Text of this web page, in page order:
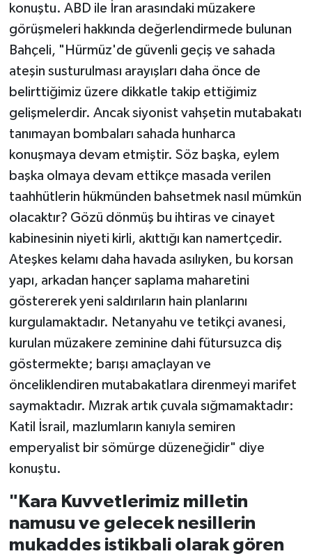
konuştu. ABD ile İran arasındaki müzakere
görüşmeleri hakkında değerlendirmede bulunan
Bahçeli, "Hürmüz'de güvenli geçiş ve sahada
ateşin susturulması arayışları daha önce de
belirttiğimiz üzere dikkatle takip ettiğimiz
gelişmelerdir. Ancak siyonist vahşetin mutabakatı
tanımayan bombaları sahada hunharca
konuşmaya devam etmiştir. Söz başka, eylem
başka olmaya devam ettikçe masada verilen
taahhütlerin hükmünden bahsetmek nasıl mümkün
olacaktır? Gözü dönmüş bu ihtiras ve cinayet
kabinesinin niyeti kirli, akıttığı kan namertçedir.
Ateşkes kelamı daha havada asılıyken, bu korsan
yapı, arkadan hançer saplama maharetini
göstererek yeni saldırıların hain planlarını
kurgulamaktadır. Netanyahu ve tetikçi avanesi,
kurulan müzakere zeminine dahi fütursuzca diş
göstermekte; barışı amaçlayan ve
önceliklendiren mutabakatlara direnmeyi marifet
saymaktadır. Mızrak artık çuvala sığmamaktadır:
Katil İsrail, mazlumların kanıyla semiren
emperyalist bir sömürge düzeneğidir" diye
konuştu.
"Kara Kuvvetlerimiz milletin
namusu ve gelecek nesillerin
mukaddes istikbali olarak gören